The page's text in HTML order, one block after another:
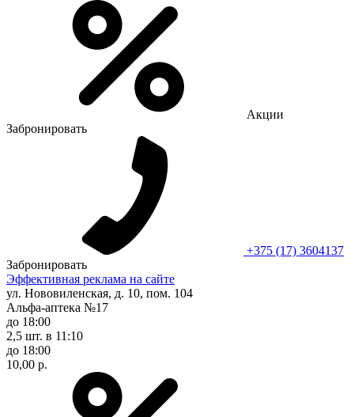
Акции
Забронировать
+375 (17) 3604137
Забронировать
Эффективная реклама на сайте
ул. Нововиленская, д. 10, пом. 104
Альфа-аптека №17
до 18:00
2,5 шт. в 11:10
до 18:00
10,00 р.